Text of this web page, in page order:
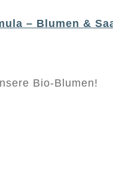
Bio-Blumen!